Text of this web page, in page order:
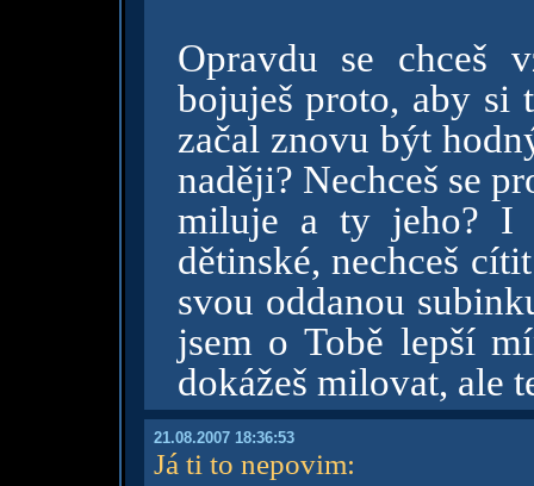
Opravdu se chceš
bojuješ proto, aby si
začal znovu být
naději? Nechceš se
miluje a ty jeho? I
dětinské, nechceš
svou oddanou
jsem o Tobě lepší
dokážeš milovat, ale
21.08.2007 18:36:53
Já ti to nepovim: